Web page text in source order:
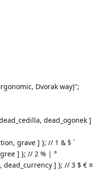
Dvorak way)";
dead_ogonek ]
grave ] }; // 1 & § `
] }; // 2 % | °
dead_currency ] }; // 3 $ € ¤